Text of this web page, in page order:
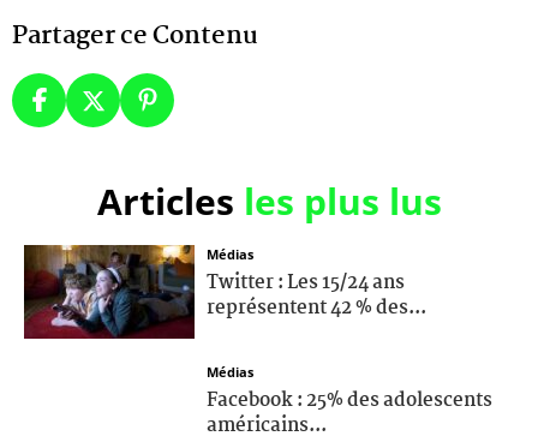
Partager ce Contenu
Articles les plus lus
Médias
Twitter : Les 15/24 ans
représentent 42 % des...
Médias
Facebook : 25% des adolescents
américains...